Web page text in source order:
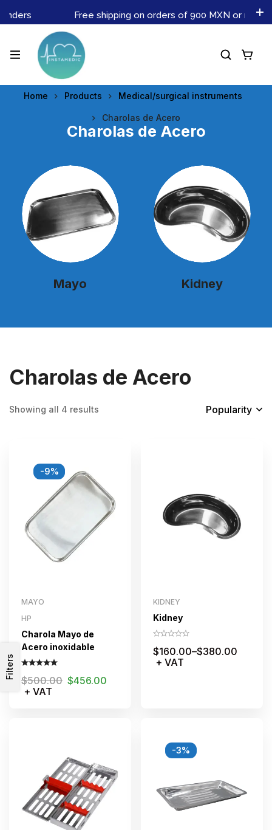
Free shipping on orders of 900 MXN or more.
Home Products Medical/surgical instruments
Charolas de Acero
Charolas de Acero
Mayo Kidney
Filters
Charolas de Acero
Showing all 4 results Popularity
-9%
MAYO
HP
Charola Mayo de
Acero inoxidable
$500.00 $456.00
+ VAT
KIDNEY
Kidney
$160.00–$380.00
+ VAT
-3%